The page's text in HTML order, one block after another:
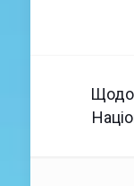
Щодо